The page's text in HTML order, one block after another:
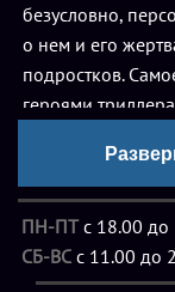
безусловно,
о нем и его
подростков.
героями
монстра с
«Раз, два, Фредди
считалочка,
ПН-ПТс 18.00 до
СБ-ВС с 11.00 до